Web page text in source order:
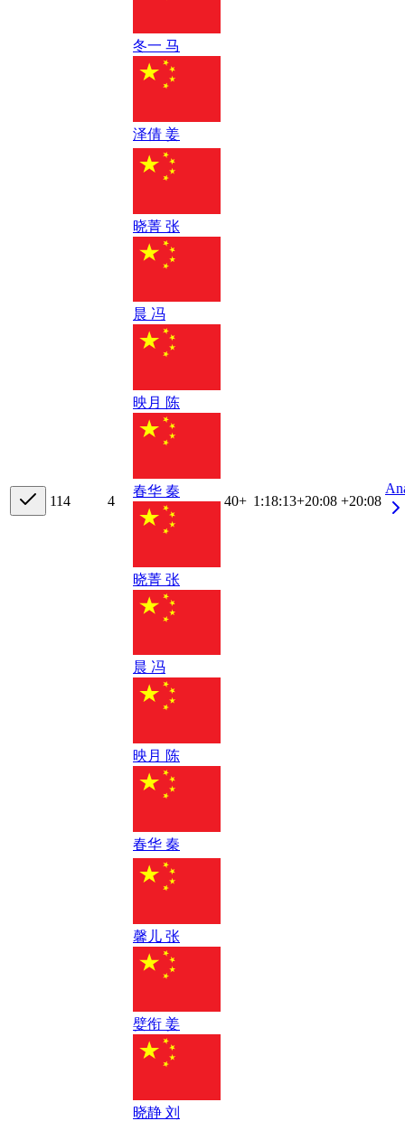
冬一 马
泽倩 姜
114 4
晓菁 张
晨 冯
映月 陈
春华 秦
晓菁 张
晨 冯
映月 陈
春华 秦
40+ 1:18:13+20:08 +20:08
馨儿 张
嬖衔 姜
晓静 刘